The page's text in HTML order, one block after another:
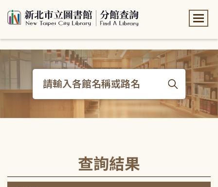
查詢結果